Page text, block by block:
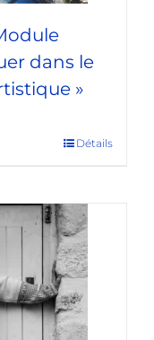
dans le
»
Détails